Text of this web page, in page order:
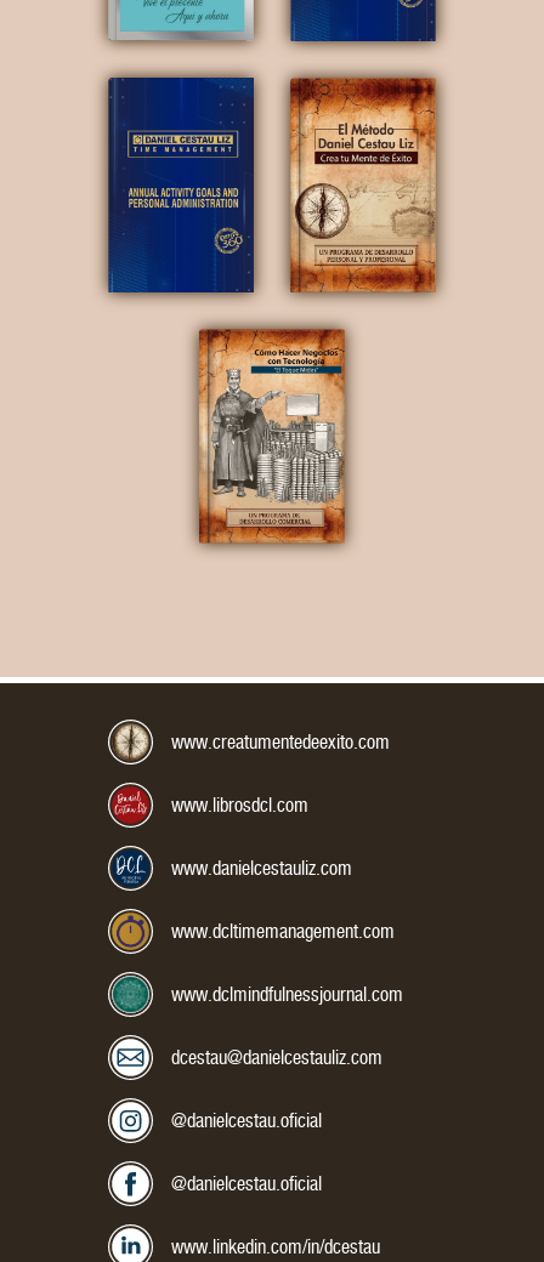
www.creatumentedeexito.com
www.librosdcl.com
www.danielcestauliz.com
www.dcltimemanagement.com
www.dclmindfulnessjournal.com
Correo Electrónico:
dcestau@danielcestauliz.com
Mis redes sociales:
Instagram:
@danielcestau.oficial
Facebook:
@danielcestau.oficial
LinkedIn:
www.linkedin.com/in/dcestau